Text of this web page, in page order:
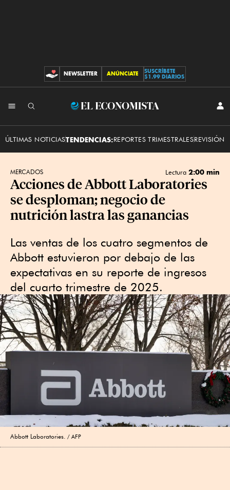
CONTRIBUCIONES
NEWSLETTER ANÚNCIATE
SUSCRÍBETE
$1.99 DIARIOS
El
ÚLTIMAS NOTICIASTENDENCIAS:REPORTES TRIMESTRALESREVISIÓN
MERCADOS Lectura 2:00 min
Acciones de Abbott Laboratories
se desploman; negocio de
nutrición lastra las ganancias
Las ventas de los cuatro segmentos de
Abbott estuvieron por debajo de las
expectativas en su reporte de ingresos
del cuarto trimestre de 2025.
Abbott Laboratories. AFP